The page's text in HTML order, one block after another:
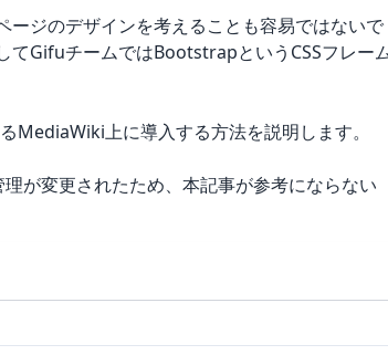
ジのデザインを考えることも容易ではないで
てGifuチームではBootstrapというCSSフレー
上に導入する方法を説明します。
が変更されたため、本記事が参考にならない